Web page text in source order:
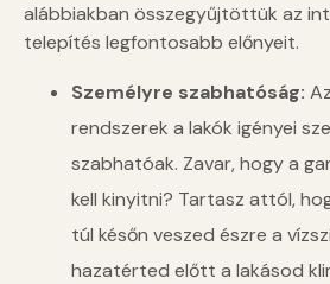
alábbiakban összegyűjtöttük az
telepítés legfontosabb előnyeit.
Személyre szabhatóság:
rendszerek a lakók igényei
szabhatóak. Zavar, hogy a
kell kinyitni? Tartasz attól,
túl későn veszed észre a
hazatérted előtt a lakásod